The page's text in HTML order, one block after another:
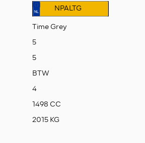
NPALTG
Time Grey
5
5
BTW
4
1498 CC
2015 KG